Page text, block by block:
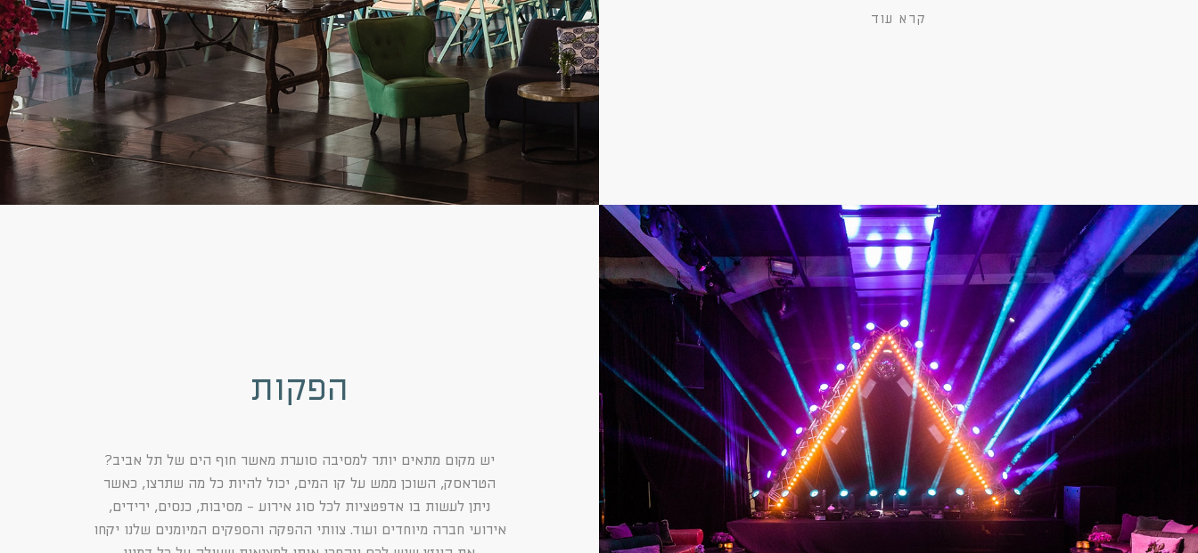
קרא עוד
הפקות
יש מקום מתאים יותר למסיבה סוערת מאשר חוף הים של תל אביב?
הטראסק, השוכן ממש על קו המים, יכול להיות כל מה שתרצו, כאשר
ניתן לעשות בו אדפטציות לכל סוג אירוע - מסיבות, כנסים, ירידים,
אירועי חברה מיוחדים ועוד. צוותי ההפקה והספקים המיומנים שלנו יקחו